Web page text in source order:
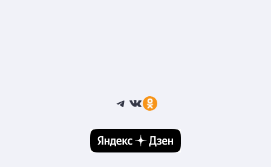
Telegram
ВКонтакте
Ссылка